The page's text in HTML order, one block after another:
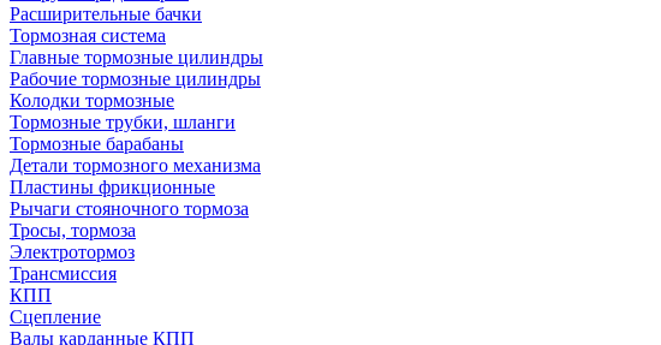
Расширительные бачки
Тормозная система
Главные тормозные цилиндры
Рабочие тормозные цилиндры
Колодки тормозные
Тормозные трубки, шланги
Тормозные барабаны
Детали тормозного механизма
Пластины фрикционные
Рычаги стояночного тормоза
Тросы, тормоза
Электротормоз
Трансмиссия
КПП
Сцепление
Валы карданные КПП